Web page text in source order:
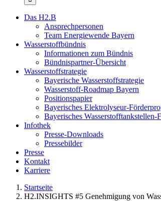
Das H2.B
Ansprechpersonen
Team Energiewende Bayern
Wasserstoffbündnis
Informationen zum Bündnis
Bündnispartner-Übersicht
Wasserstoffstrategie
Bayerische Wasserstoffstrategie
Wasserstoff-Roadmap Bayern
Positionspapier
Bayerisches Elektrolyseur-
Bayerisches Wasserstofftankstellen-
Infothek
Presse-Downloads
Pressebilder
Presse
Kontakt
Karriere
Startseite
H2.INSIGHTS #5 Genehmigung von